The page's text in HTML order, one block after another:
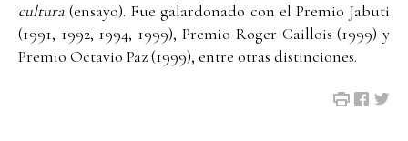
cultura (ensayo). Fue galardonado con el Premio Jabuti
(1991, 1992, 1994, 1999), Premio Roger Caillois (1999) y
Premio Octavio Paz (1999), entre otras distinciones.